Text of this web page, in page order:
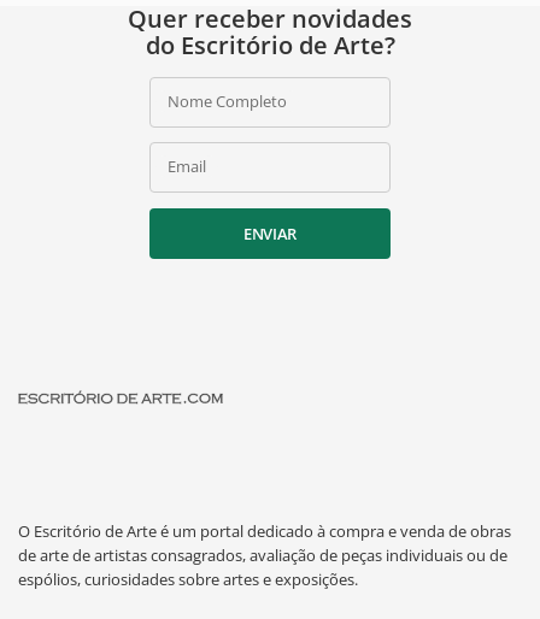
Quer receber novidades
do Escritório de Arte?
Nome Completo
Email
ENVIAR
O Escritório de Arte é um portal dedicado à compra e venda de obras
de arte de artistas consagrados, avaliação de peças individuais ou de
espólios, curiosidades sobre artes e exposições.